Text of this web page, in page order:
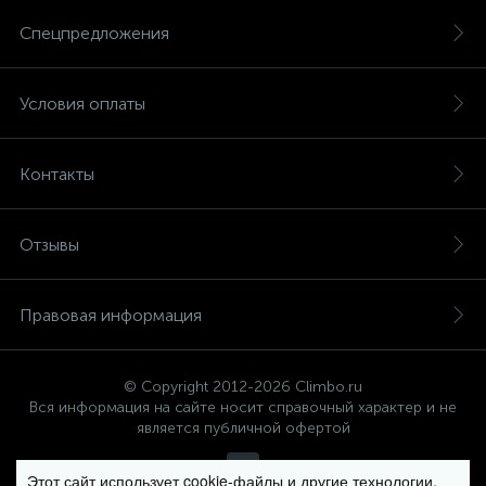
Спецпредложения
Условия оплаты
Контакты
Отзывы
Правовая информация
© Copyright 2012-2026 Climbo.ru
Вся информация на сайте носит справочный характер и не
является публичной офертой
Этот сайт использует cookie-файлы и другие технологии,